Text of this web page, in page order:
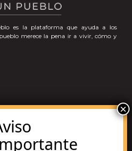
es la plataforma que ayuda a los
merece la pena ir a vivir, cómo y